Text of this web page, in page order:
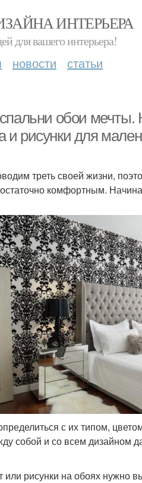
ИНТЕРЬЕРА
для вашего интерьера!
новости статьи
обои
и рисунки для
треть своей жизни,
комфортным.
с их типом,
собой и со всем дизайном
рисунки на обоях нужно